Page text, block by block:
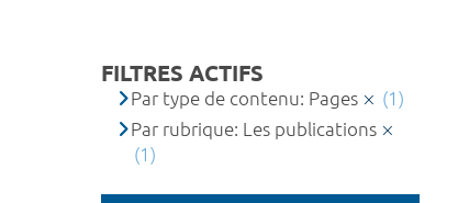
FILTRES ACTIFS
Par type de contenu: Pages
(1)
Par rubrique: Les publications
(1)